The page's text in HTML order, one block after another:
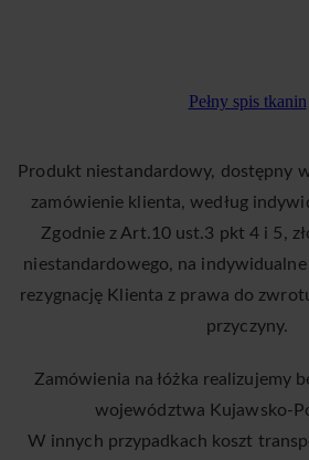
Pełny spis tkanin
Produkt niestandardowy, dostępny
zamówienie klienta, według
Zgodnie z Art.10 ust.3 pkt 4 i 5,
niestandardowego, na indywidualne
rezygnację Klienta z prawa do
przyczyny.
Zamówienia na łóżka realizujemy
województwa Kujawsko-
W innych przypadkach koszt